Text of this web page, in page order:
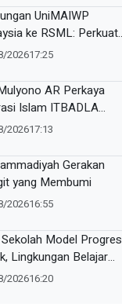
UniMAIWP
ke RSML: Perkuat
Manajemen Rumah
202617:25
AR Perkaya
Islam ITBADLA
Hibah Buku Materi
202617:13
Gerakan
yang Membumi
202616:55
Model Progres
Lingkungan Belajar
Jadi Prioritas
202616:20